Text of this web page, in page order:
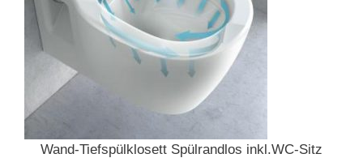
Wand-Tiefspülklosett Spülrandlos inkl.WC-Sitz